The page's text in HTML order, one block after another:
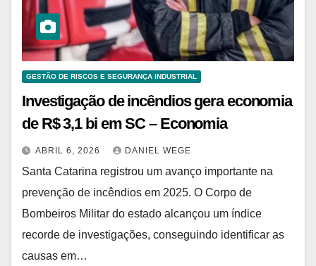
GESTÃO DE RISCOS E SEGURANÇA INDUSTRIAL
Investigação de incêndios gera economia
de R$ 3,1 bi em SC – Economia
ABRIL 6, 2026 DANIEL WEGE
Santa Catarina registrou um avanço importante na
prevenção de incêndios em 2025. O Corpo de
Bombeiros Militar do estado alcançou um índice
recorde de investigações, conseguindo identificar as
causas em…